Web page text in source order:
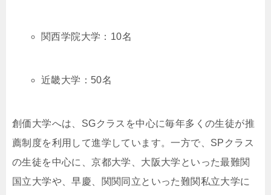
関西学院大学：10名
近畿大学：50名
創価大学へは、SGクラスを中心に毎年多くの生徒が推
薦制度を利用して進学しています。一方で、SPクラス
の生徒を中心に、京都大学、大阪大学といった最難関
国立大学や、早慶、関関同立といった難関私立大学に